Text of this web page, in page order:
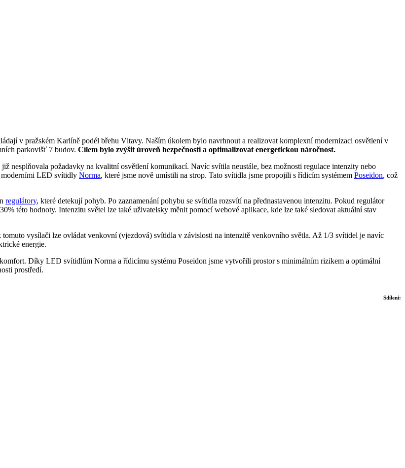
v pražském Karlíně podél břehu Vltavy. Naším úkolem bylo navrhnout a realizovat komplexní modernizaci osvětlení v
parkovišť 7 budov. Cílem bylo zvýšit úroveň bezpečnosti a optimalizovat energetickou náročnost.
nesplňovala požadavky na kvalitní osvětlení komunikací. Navíc svítila neustále, bez možnosti regulace intenzity nebo
moderními LED svítidly Norma, které jsme nově umístili na strop. Tato svítidla jsme propojili s řídicím systémem Poseidon, což
regulátory, které detekují pohyb. Po zaznamenání pohybu se svítidla rozsvítí na přednastavenou intenzitu. Pokud regulátor
této hodnoty. Intenzitu světel lze také uživatelsky měnit pomocí webové aplikace, kde lze také sledovat aktuální stav
tomuto vysílači lze ovládat venkovní (vjezdová) svítidla v závislosti na intenzitě venkovního světla. Až 1/3 svítidel je navíc
energie.
Díky LED svítidlům Norma a řídicímu systému Poseidon jsme vytvořili prostor s minimálním rizikem a optimální
prostředí.
Sdílení: